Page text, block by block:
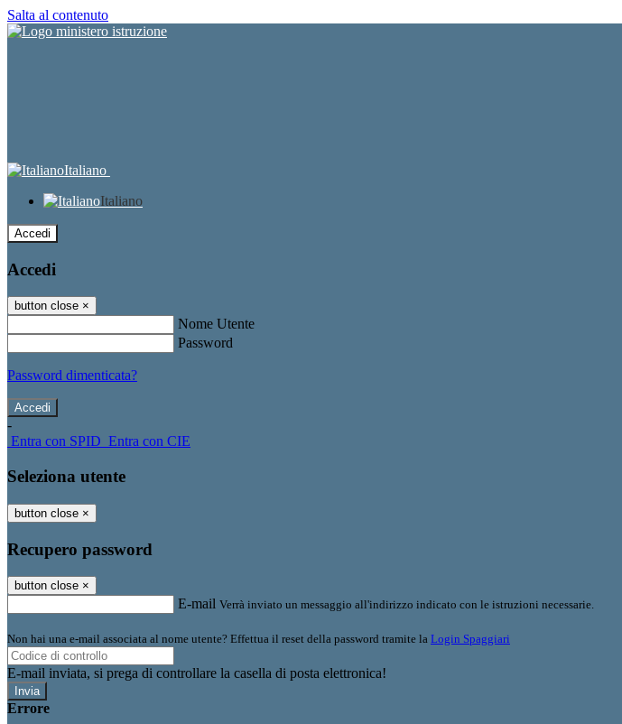
Salta al contenuto
Italiano
Italiano
Accedi
Accedi
button close ×
Nome Utente
Password
Password dimenticata?
-
Entra con SPID Entra con CIE
Seleziona utente
button close ×
Recupero password
button close ×
E-mail Verrà inviato un messaggio all'indirizzo indicato con le istruzioni necessarie.
Non hai una e-mail associata al nome utente? Effettua il reset della password tramite la Login Spaggiari
E-mail inviata, si prega di controllare la casella di posta elettronica!
Errore